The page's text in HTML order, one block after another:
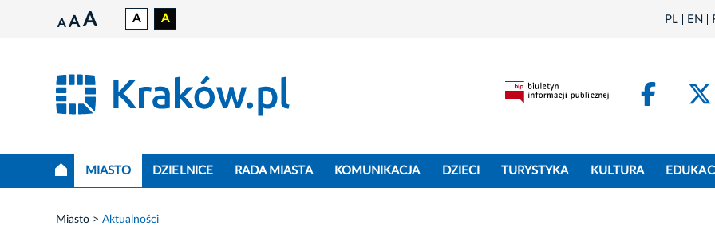
A A A A A PL EN
MIASTO DZIELNICE RADA MIASTA KOMUNIKACJA DZIECI TURYSTYKA KULTURA
Miasto Aktualności